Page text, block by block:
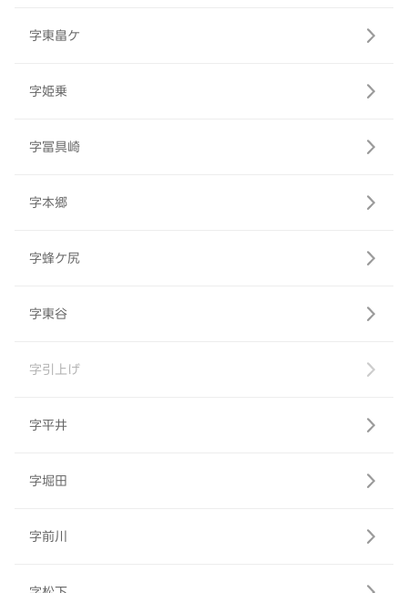
字東畠ケ
字姫乗
字冨具崎
字本郷
字蜂ケ尻
字東谷
字引上げ
字平井
字堀田
字前川